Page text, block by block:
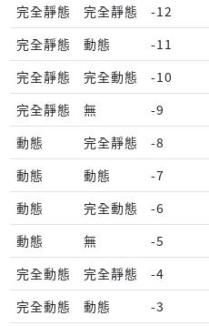
完全靜態
完全靜態 -12
完全靜態
動態 -11
完全靜態
完全動態 -10
完全靜態
無 -9
動態
完全靜態 -8
動態
動態 -7
動態
完全動態 -6
動態
無 -5
完全動態
完全靜態 -4
完全動態
動態 -3